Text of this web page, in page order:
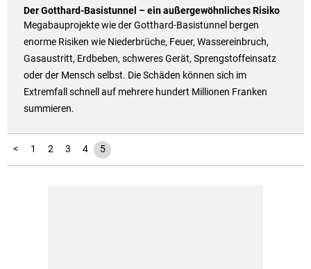
Der Gotthard-Basistunnel – ein außergewöhnliches Risiko
Megabauprojekte wie der Gotthard-Basistunnel bergen
enorme Risiken wie Niederbrüche, Feuer, Wassereinbruch,
Gasaustritt, Erdbeben, schweres Gerät, Sprengstoffeinsatz
oder der Mensch selbst. Die Schäden können sich im
Extremfall schnell auf mehrere hundert Millionen Franken
summieren.
< 1 2 3 4 5